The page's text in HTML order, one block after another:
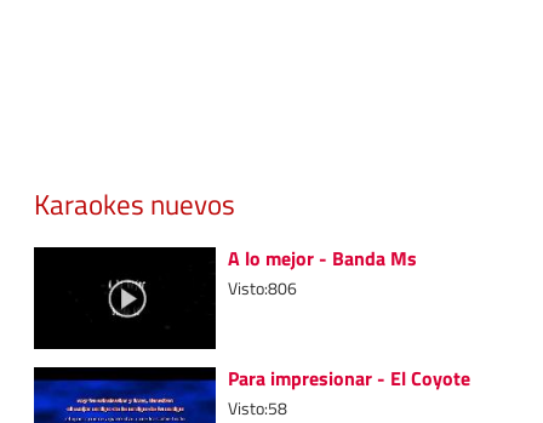
Karaokes nuevos
A lo mejor - Banda Ms
Visto:806
Para impresionar - El Coyote
Visto:58